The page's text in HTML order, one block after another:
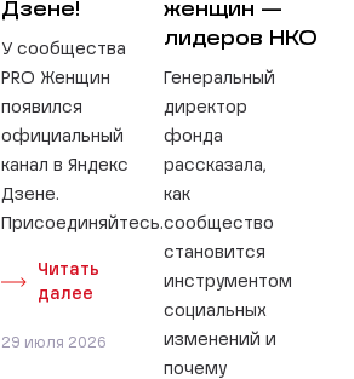
Дзене!
У сообщества
PRO Женщин
появился
официальный
канал в Яндекс
Дзене.
Присоединяйтесь.
Читать
далее
29 июля 2026
женщин —
лидеров НКО
Генеральный
директор
фонда
рассказала,
как
сообщество
становится
инструментом
социальных
изменений и
почему